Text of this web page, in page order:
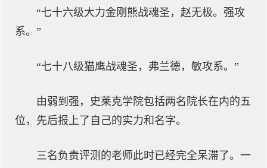
“七十六级大力金刚熊战魂圣，赵无极。强攻
系。”
“七十八级猫鹰战魂圣，弗兰德，敏攻系。”
由弱到强，史莱克学院包括两名院长在内的五
位，先后报上了自己的实力和名字。
三名负责评测的老师此时已经完全呆滞了。一